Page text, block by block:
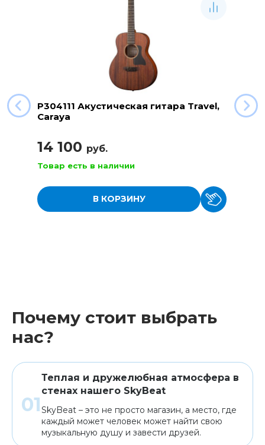
P304111 Акустическая гитара Travel,
Caraya
14 100 руб.
Товар есть в наличии
В КОРЗИНУ
Почему стоит выбрать
нас?
Теплая и дружелюбная атмосфера в
стенах нашего SkyBeat
SkyBeat – это не просто магазин, а место, где
каждый может человек может найти свою
музыкальную душу и завести друзей.